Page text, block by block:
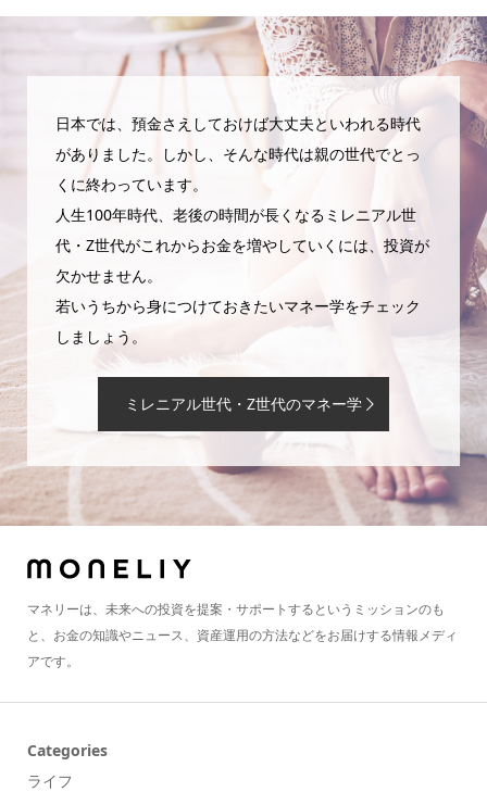
日本では、預金さえしておけば大丈夫といわれる時代
がありました。しかし、そんな時代は親の世代でとっ
くに終わっています。
人生100年時代、老後の時間が長くなるミレニアル世
代・Z世代がこれからお金を増やしていくには、投資が
欠かせません。
若いうちから身につけておきたいマネー学をチェック
しましょう。
ミレニアル世代・Z世代のマネー学
マネリーは、未来への投資を提案・サポートするというミッションのも
と、お金の知識やニュース、資産運用の方法などをお届けする情報メディ
アです。
Categories
ライフ